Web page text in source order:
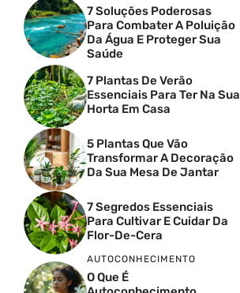
7 Soluções Poderosas
Para Combater A Poluição
Da Água E Proteger Sua
Saúde
7 Plantas De Verão
Essenciais Para Ter Na Sua
Horta Em Casa
5 Plantas Que Vão
Transformar A Decoração
Da Sua Mesa De Jantar
7 Segredos Essenciais
Para Cultivar E Cuidar Da
Flor-De-Cera
AUTOCONHECIMENTO
O Que É